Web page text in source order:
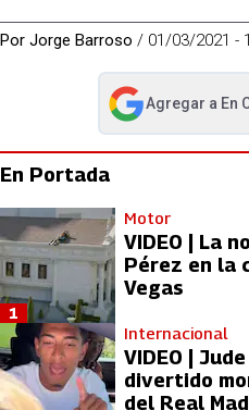
Por Jorge Barroso / 01/03/2021 -
Agregar a En
abre en nueva
En Portada
Motor
VIDEO | La
Pérez en la
Vegas
1
Internacional
VIDEO |
divertido
del Real